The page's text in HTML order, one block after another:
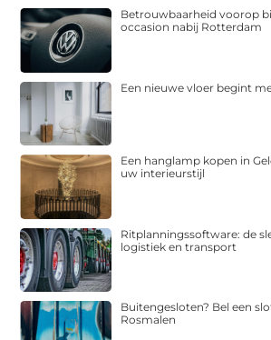
Betrouwbaarheid voorop
occasion nabij Rotterdam
Een nieuwe vloer begint
Een hanglamp kopen in
uw interieurstijl
Ritplanningssoftware: de
logistiek en transport
Buitengesloten? Bel een
Rosmalen